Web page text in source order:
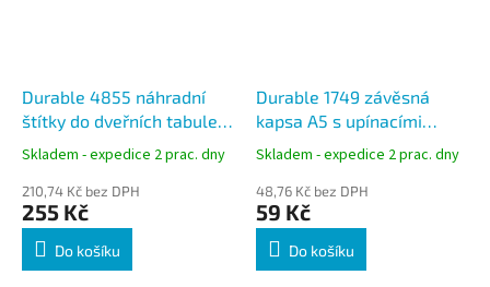
Durable 4855 náhradní
štítky do dveřních tabulek
INFO SIGN 210 × 148,5 mm
Skladem - expedice 2 prac. dny
210,74 Kč bez DPH
255 Kč
Do košíku
Durable 1749 závěsná
kapsa A5 s upínacími
popruhy, na šířku, žlutá
Skladem - expedice 2 prac. dny
48,76 Kč bez DPH
59 Kč
Do košíku